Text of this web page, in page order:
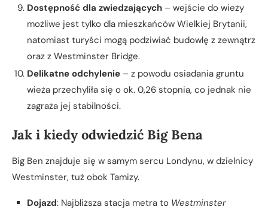
Dostępność dla zwiedzających – wejście do wieży
możliwe jest tylko dla mieszkańców Wielkiej Brytanii,
natomiast turyści mogą podziwiać budowlę z zewnątrz
oraz z Westminster Bridge.
Delikatne odchylenie – z powodu osiadania gruntu
wieża przechyliła się o ok. 0,26 stopnia, co jednak nie
zagraża jej stabilności.
Jak i kiedy odwiedzić Big Bena
Big Ben znajduje się w samym sercu Londynu, w dzielnicy
Westminster, tuż obok Tamizy.
Dojazd: Najbliższa stacja metra to Westminster